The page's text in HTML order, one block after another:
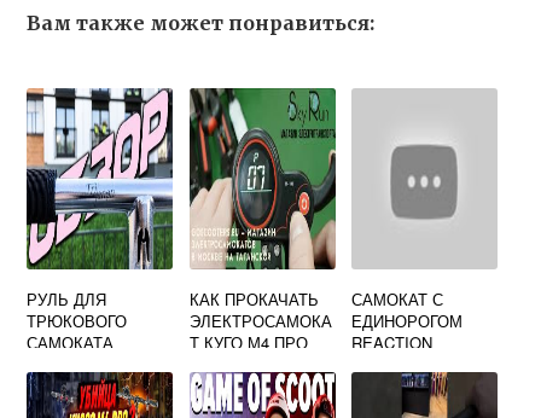
Вам также может понравиться:
РУЛЬ ДЛЯ
ТРЮКОВОГО
САМОКАТА
КАК ПРОКАЧАТЬ
ЭЛЕКТРОСАМОКА
Т КУГО М4 ПРО
САМОКАТ С
ЕДИНОРОГОМ
REACTION